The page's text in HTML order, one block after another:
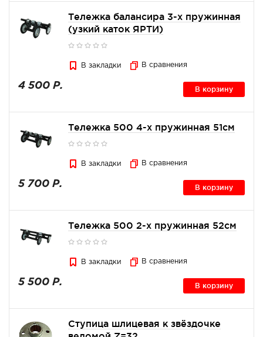
Тележка балансира 3-х пружинная
(узкий каток ЯРТИ)
В закладки В сравнения
4 500 Р. В корзину
Тележка 500 4-х пружинная 51см
В закладки В сравнения
5 700 Р. В корзину
Тележка 500 2-х пружинная 52см
В закладки В сравнения
5 500 Р. В корзину
Ступица шлицевая к звёздочке